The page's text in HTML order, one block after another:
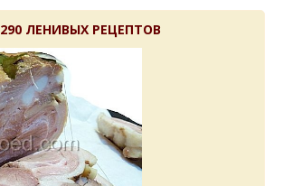
290 ЛЕНИВЫХ РЕЦЕПТОВ